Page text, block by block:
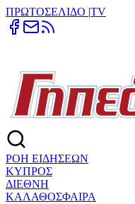
ΠΡΩΤΟΣΕΛΙΔΟ |TV
ΡΟΗ ΕΙΔΗΣΕΩΝ
ΚΥΠΡΟΣ
ΔΙΕΘΝΗ
ΚΑΛΑΘΟΣΦΑΙΡΑ